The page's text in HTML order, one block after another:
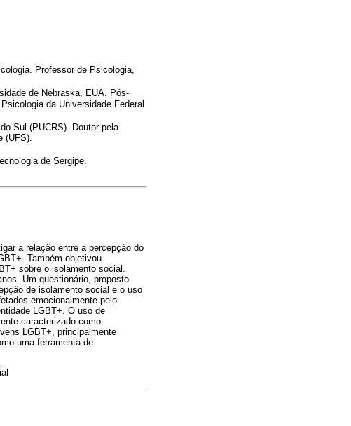
Professor de Psicologia,
de Nebraska, EUA. Pós-
da Universidade Federal
Sul (PUCRS). Doutor pela
(UFS).
de Sergipe.
a relação entre a percepção do
Também objetivou
sobre o isolamento social.
Um questionário, proposto
de isolamento social e o uso
emocionalmente pelo
LGBT+. O uso de
caracterizado como
LGBT+, principalmente
uma ferramenta de